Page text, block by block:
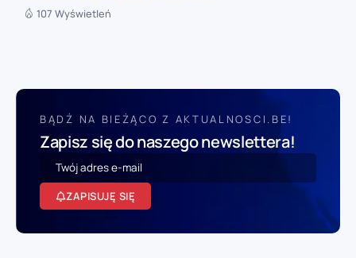
107 Wyświetleń
BĄDŹ NA BIEŻĄCO Z AKTUALNOSCI.BE!
Zapisz się do naszego newslettera!
ZAPISUJĘ SIĘ